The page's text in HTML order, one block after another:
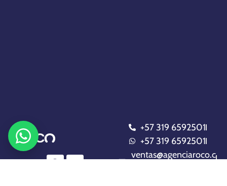
+57 319 6592501
+57 319 6592501
ventas@agenciaroco.c